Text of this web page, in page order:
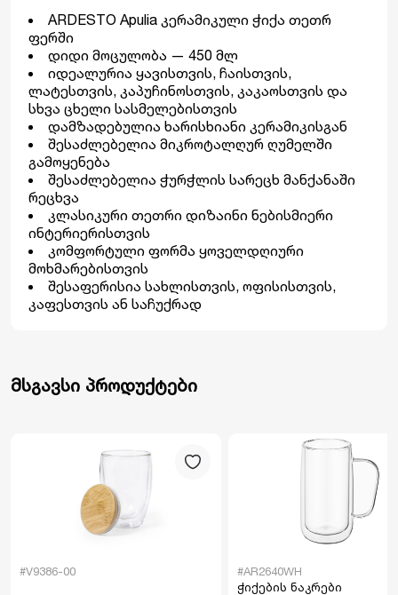
ARDESTO Apulia კერამიკული ჭიქა თეთრ
ფერში
დიდი მოცულობა — 450 მლ
იდეალურია ყავისთვის, ჩაისთვის,
ლატესთვის, კაპუჩინოსთვის, კაკაოსთვის და
სხვა ცხელი სასმელებისთვის
დამზადებულია ხარისხიანი კერამიკისგან
შესაძლებელია მიკროტალღურ ღუმელში
გამოყენება
შესაძლებელია ჭურჭლის სარეცხ მანქანაში
რეცხვა
კლასიკური თეთრი დიზაინი ნებისმიერი
ინტერიერისთვის
კომფორტული ფორმა ყოველდღიური
მოხმარებისთვის
შესაფერისია სახლისთვის, ოფისისთვის,
კაფესთვის ან საჩუქრად
მსგავსი პროდუქტები
#V9386-00
#AR2640WH
ჭიქების ნაკრები